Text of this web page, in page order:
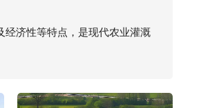
济性等特点，是现代农业灌溉